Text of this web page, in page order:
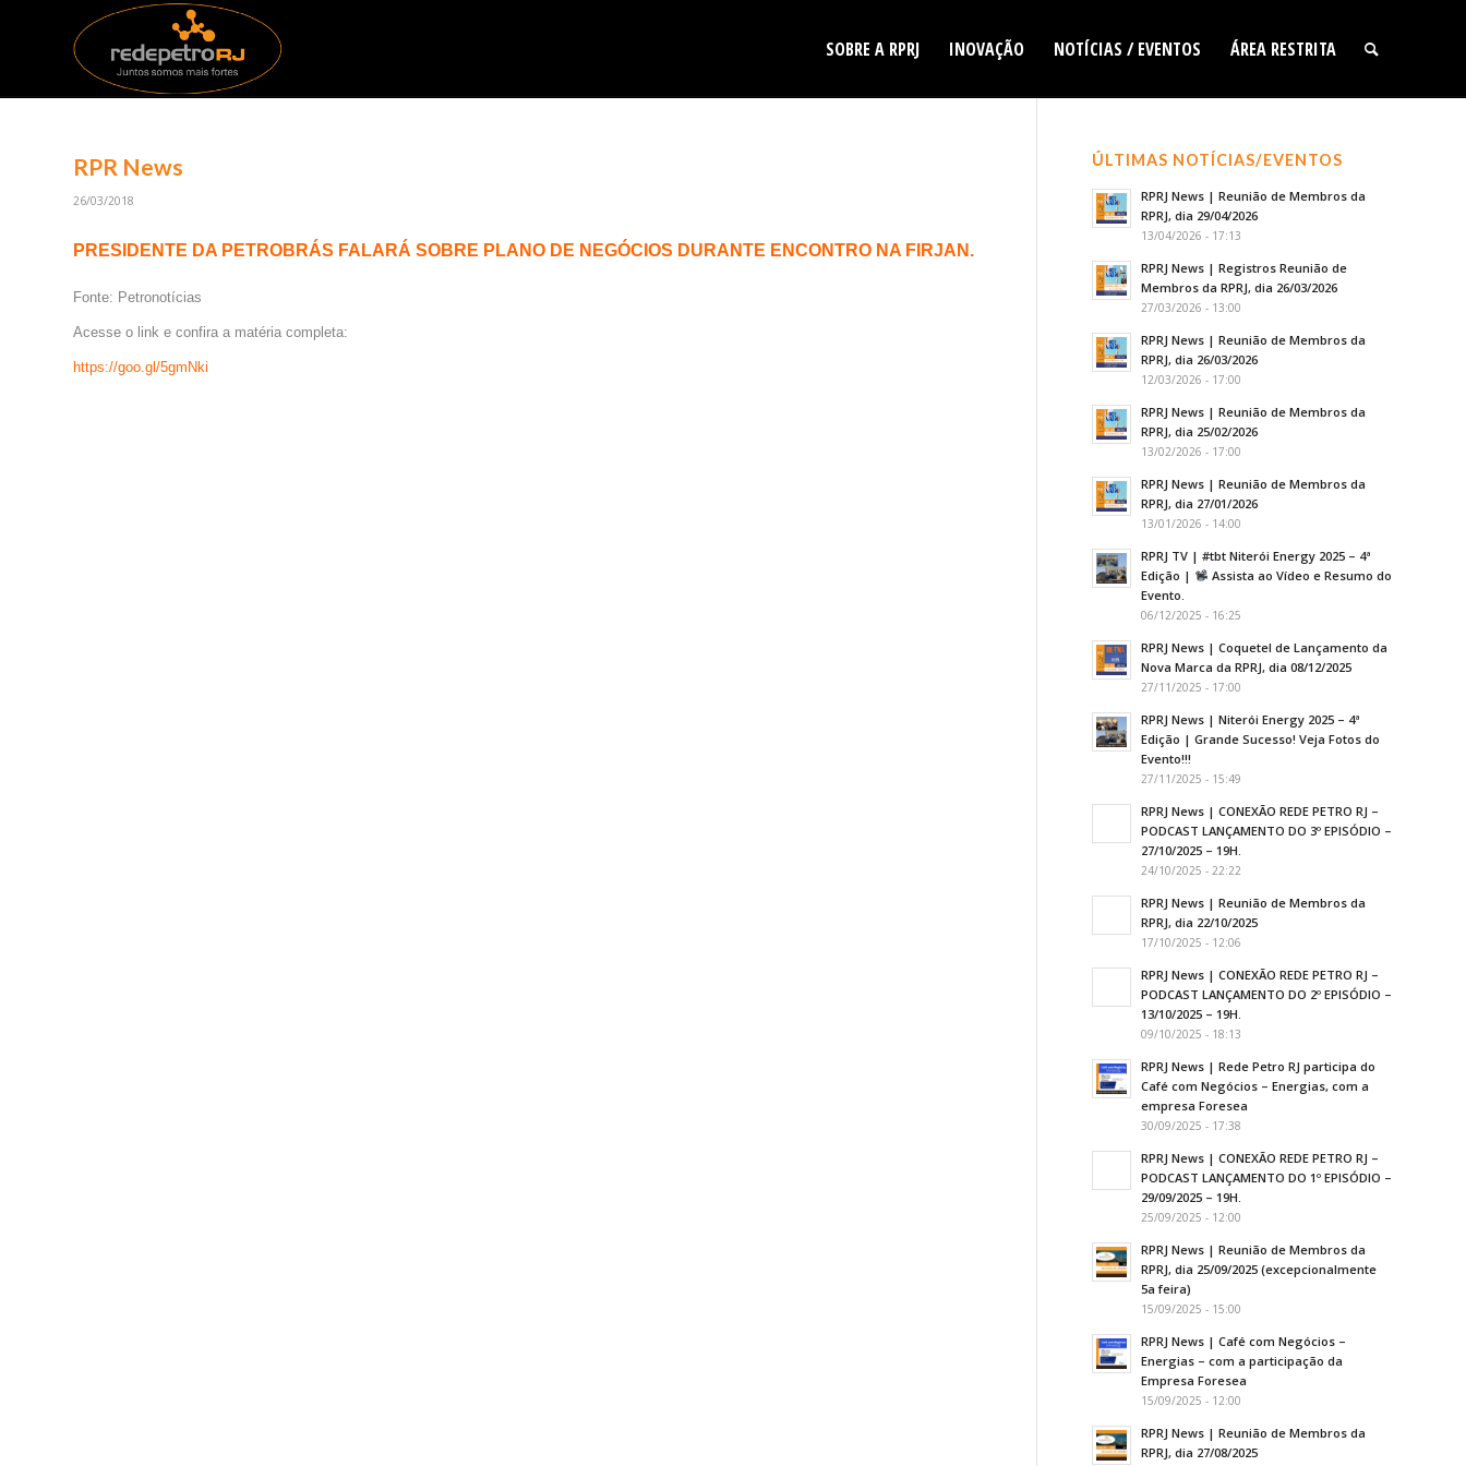
SOBRE A RPRJ INOVAÇÃO NOTÍCIAS / EVENTOS ÁREA RESTRITA
RPR News
26/03/2018
PRESIDENTE DA PETROBRÁS FALARÁ SOBRE PLANO DE NEGÓCIOS DURANTE ENCONTRO NA FIRJAN.
Fonte: Petronotícias
Acesse o link e confira a matéria completa:
https://goo.gl/5gmNki
ÚLTIMAS NOTÍCIAS/EVENTOS
RPRJ News | Reunião de Membros da
RPRJ, dia 29/04/2026
13/04/2026 - 17:13
RPRJ News | Registros Reunião de
Membros da RPRJ, dia 26/03/2026
27/03/2026 - 13:00
RPRJ News | Reunião de Membros da
RPRJ, dia 26/03/2026
12/03/2026 - 17:00
RPRJ News | Reunião de Membros da
RPRJ, dia 25/02/2026
13/02/2026 - 17:00
RPRJ News | Reunião de Membros da
RPRJ, dia 27/01/2026
13/01/2026 - 14:00
RPRJ TV | #tbt Niterói Energy 2025 – 4ª
Edição |
Assista ao Vídeo e Resumo do
Evento.
06/12/2025 - 16:25
RPRJ News | Coquetel de Lançamento da
Nova Marca da RPRJ, dia 08/12/2025
27/11/2025 - 17:00
RPRJ News | Niterói Energy 2025 – 4ª
Edição | Grande Sucesso! Veja Fotos do
Evento!!!
27/11/2025 - 15:49
RPRJ News | CONEXÃO REDE PETRO RJ –
PODCAST LANÇAMENTO DO 3º EPISÓDIO –
27/10/2025 – 19H.
24/10/2025 - 22:22
RPRJ News | Reunião de Membros da
RPRJ, dia 22/10/2025
17/10/2025 - 12:06
RPRJ News | CONEXÃO REDE PETRO RJ –
PODCAST LANÇAMENTO DO 2º EPISÓDIO –
13/10/2025 – 19H.
09/10/2025 - 18:13
RPRJ News | Rede Petro RJ participa do
Café com Negócios – Energias, com a
empresa Foresea
30/09/2025 - 17:38
RPRJ News | CONEXÃO REDE PETRO RJ –
PODCAST LANÇAMENTO DO 1º EPISÓDIO –
29/09/2025 – 19H.
25/09/2025 - 12:00
RPRJ News | Reunião de Membros da
RPRJ, dia 25/09/2025 (excepcionalmente
5a feira)
15/09/2025 - 15:00
RPRJ News | Café com Negócios –
Energias – com a participação da
Empresa Foresea
15/09/2025 - 12:00
RPRJ News | Reunião de Membros da
RPRJ, dia 27/08/2025